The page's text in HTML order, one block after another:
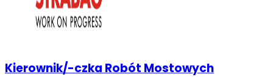
Kierownik/-czka Robót Mostowych